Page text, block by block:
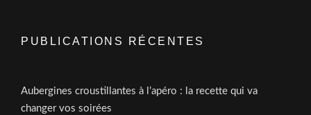
PUBLICATIONS RÉCENTES
Aubergines croustillantes à l’apéro : la recette qui va
changer vos soirées